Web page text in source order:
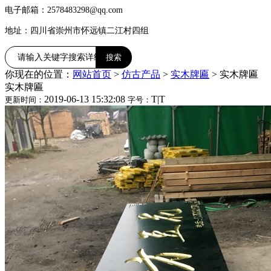
电子邮箱：2578483298@qq.com
地址：四川省崇州市怀远镇二江村四组
你现在的位置： 网站首页 > 仿古产品 > 实木牌匾 > 实木牌匾
实木牌匾
更新时间： 2019-06-13 15:32:08 字号： T|T